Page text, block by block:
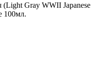
(Light Gray WWII Japanese
100мл.